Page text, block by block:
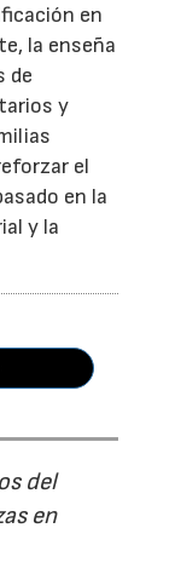
en
la enseña
de
y
el
en la
y la
del
en